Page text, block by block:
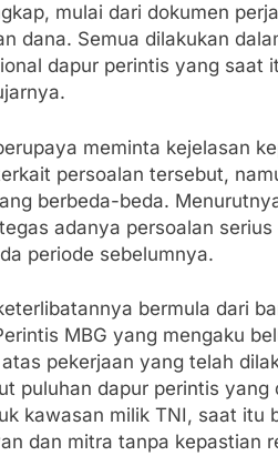
mulai dari dokumen
dana. Semua dilakukan
dapur perintis yang saat
meminta kejelasan
persoalan tersebut,
berbeda-beda.
adanya persoalan
periode sebelumnya.
bermula dari
MBG yang mengaku
pekerjaan yang telah
puluhan dapur perintis yang
kawasan milik TNI, saat itu
dan mitra tanpa kepastian